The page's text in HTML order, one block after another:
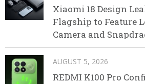
Xiaomi 18 Design
Flagship to Feature
Camera and
AUGUST 5, 2026
REDMI K100 Pro